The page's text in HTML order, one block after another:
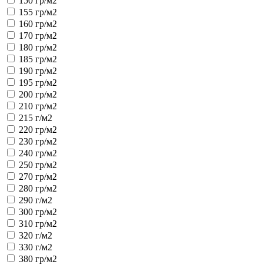
155 гр/м2
160 гр/м2
170 гр/м2
180 гр/м2
185 гр/м2
190 гр/м2
195 гр/м2
200 гр/м2
210 гр/м2
215 г/м2
220 гр/м2
230 гр/м2
240 гр/м2
250 гр/м2
270 гр/м2
280 гр/м2
290 г/м2
300 гр/м2
310 гр/м2
320 г/м2
330 г/м2
380 гр/м2